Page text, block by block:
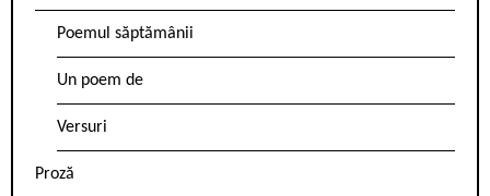
Poemul săptămânii
Un poem de
Versuri
Proză